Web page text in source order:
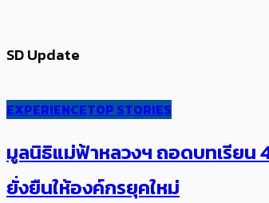
SD Update
EXPERIENCETOP STORIES
มูลนิธิแม่ฟ้าหลวงฯ ถอดบทเรียน
ยั่งยืนให้องค์กรยุคใหม่